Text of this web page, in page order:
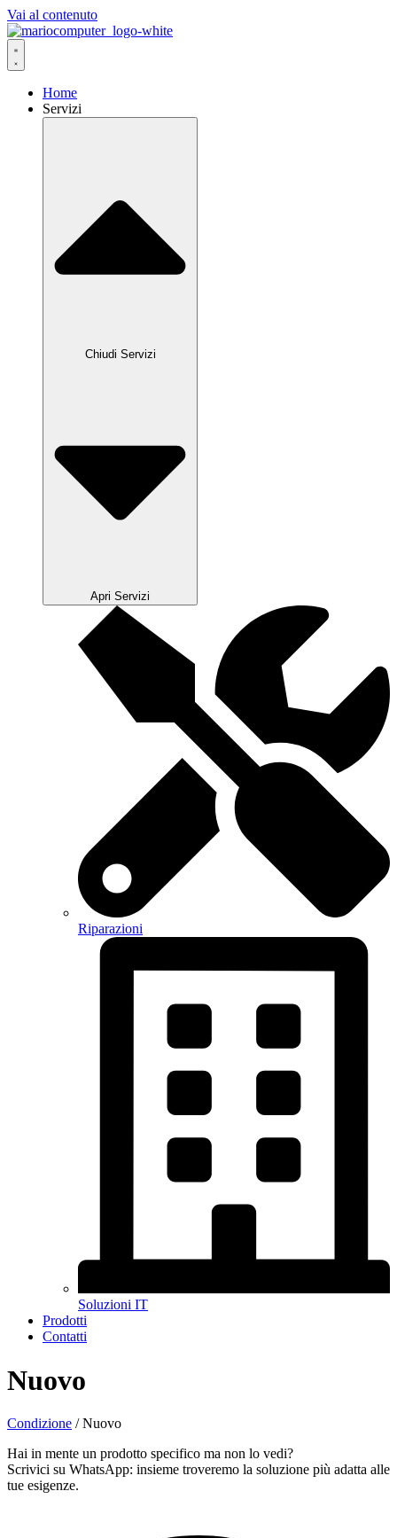
Vai al contenuto
Home
Servizi
Chiudi Servizi
Apri Servizi
Riparazioni
Soluzioni IT
Prodotti
Contatti
Nuovo
Condizione /Nuovo
Hai in mente un prodotto specifico ma non lo vedi?
Scrivici su WhatsApp: insieme troveremo la soluzione più adatta alle
tue esigenze.